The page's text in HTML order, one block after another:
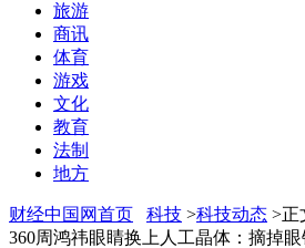
旅游
商讯
体育
游戏
文化
教育
法制
地方
财经中国网首页 科技 >科技动态 >正
360周鸿祎眼睛换上人工晶体：摘掉